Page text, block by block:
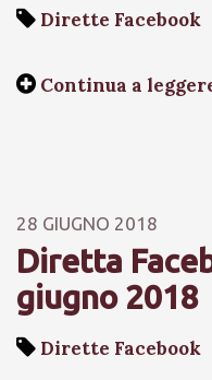
Dirette Facebook
Continua a
28 GIUGNO 2018
Diretta
giugno 2018
Dirette Facebook